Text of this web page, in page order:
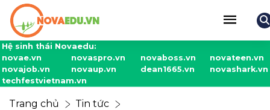
Hệ sinh thái Novaedu:
novae.vn
novaspro.vn novaboss.vn
novateen.vn
novajob.vn
novaup.vn dean1665.vn
novashark.vn
techfestvietnam.vn
Trang chủ
Tin tức